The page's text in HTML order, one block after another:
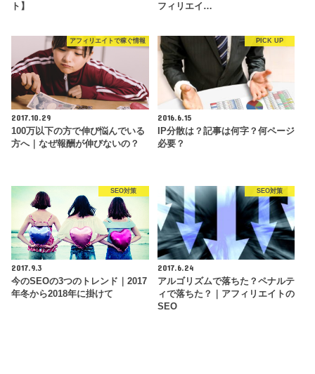
ト】
フィリエイ…
アフィリエイトで稼ぐ情報
2017.10.29
100万以下の方で伸び悩んでいる
方へ｜なぜ報酬が伸びないの？
PICK UP
2016.6.15
IP分散は？記事は何字？何ページ
必要？
SEO対策
2017.9.3
今のSEOの3つのトレンド｜2017
年冬から2018年に掛けて
SEO対策
2017.6.24
アルゴリズムで落ちた？ペナルテ
ィで落ちた？｜アフィリエイトの
SEO